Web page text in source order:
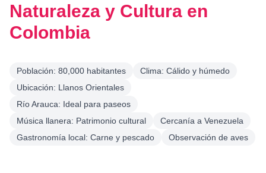
Naturaleza y Cultura en
Colombia
Población: 80,000 habitantes
Clima: Cálido y húmedo
Ubicación: Llanos Orientales
Río Arauca: Ideal para paseos
Música llanera: Patrimonio cultural
Cercanía a Venezuela
Gastronomía local: Carne y pescado
Observación de aves